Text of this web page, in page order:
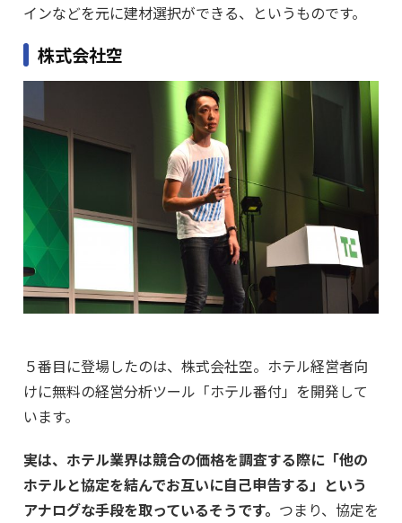
インなどを元に建材選択ができる、というものです。
株式会社空
５番目に登場したのは、株式会社空。ホテル経営者向
けに無料の経営分析ツール「ホテル番付」を開発して
います。
実は、ホテル業界は競合の価格を調査する際に「他の
ホテルと協定を結んでお互いに自己申告する」という
アナログな手段を取っているそうです。 つまり、協定を